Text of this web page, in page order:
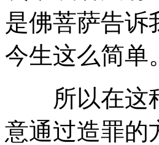
是佛菩萨告诉
今生这么简单。
所以在这种
意通过造罪的